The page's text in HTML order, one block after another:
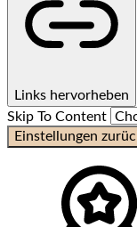
Links hervorheben
Skip To Content
Einstellungen